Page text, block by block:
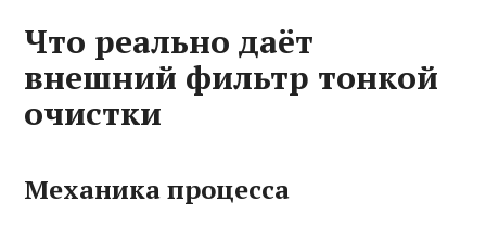
Что реально даёт
внешний фильтр тонкой
очистки
Механика процесса